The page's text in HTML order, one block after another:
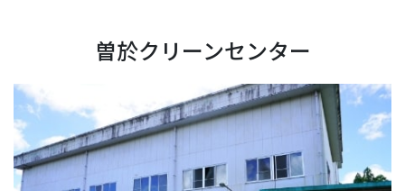
曽於クリーンセンター